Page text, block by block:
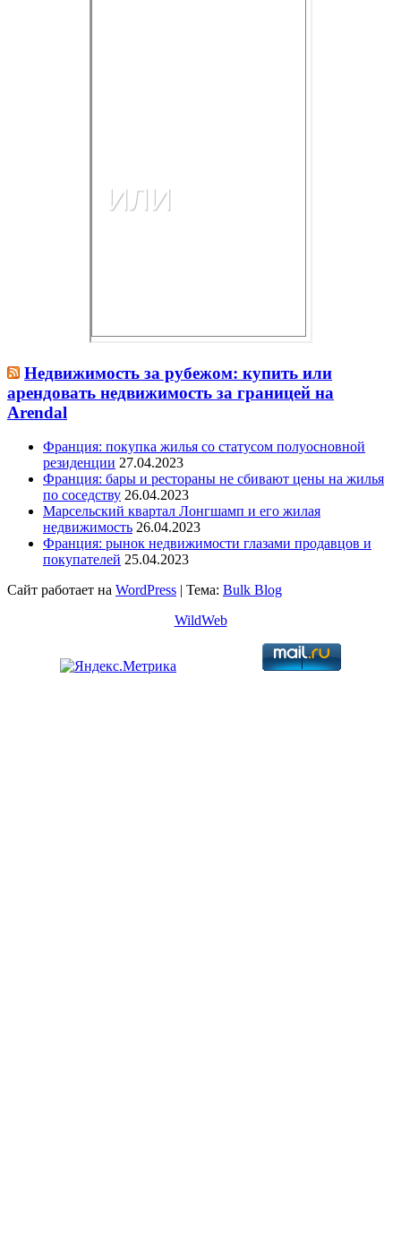
Недвижимость за рубежом: купить или
арендовать недвижимость за границей на
Arendal
Франция: покупка жилья со статусом полуосновной
резиденции 27.04.2023
Франция: бары и рестораны не сбивают цены на жилья
по соседству 26.04.2023
Марсельский квартал Лонгшамп и его жилая
недвижимость 26.04.2023
Франция: рынок недвижимости глазами продавцов и
покупателей 25.04.2023
Сайт работает на WordPress | Тема: Bulk Blog
WildWeb